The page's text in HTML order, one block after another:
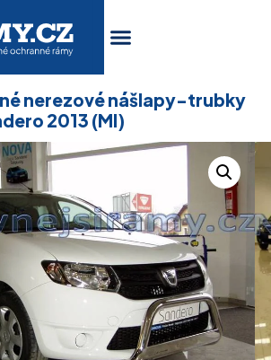
nerezové nášlapy-trubky
2013 (MI)